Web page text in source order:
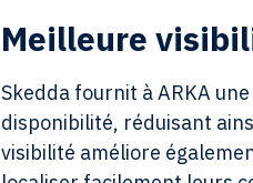
Meilleure
Skedda fournit à ARKA
disponibilité, réduisant
visibilité améliore